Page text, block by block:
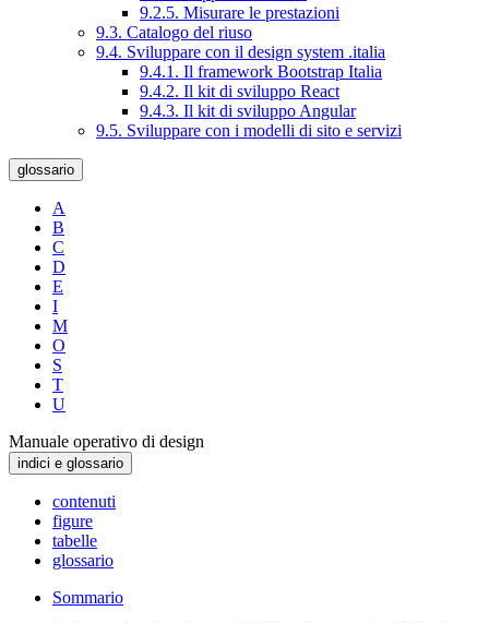
9.2.5. Misurare le prestazioni
9.3. Catalogo del riuso
9.4. Sviluppare con il design system .italia
9.4.1. Il framework Bootstrap Italia
9.4.2. Il kit di sviluppo React
9.4.3. Il kit di sviluppo Angular
9.5. Sviluppare con i modelli di sito e servizi
glossario
A
B
C
D
E
I
M
O
S
T
U
Manuale operativo di design
indici e glossario
contenuti
figure
tabelle
glossario
Sommario